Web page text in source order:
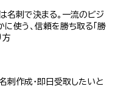
名刺で決まる。一流のビジ
に使う、信頼を勝ち取る「勝
方
刺作成・即日受取したいと